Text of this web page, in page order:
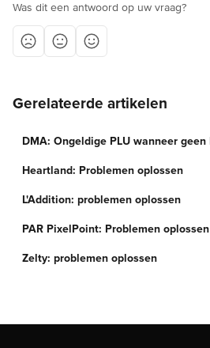
Was dit een antwoord op uw vraag?
Gerelateerde artikelen
Heartland: Problemen oplossen
L'Addition: problemen oplossen
PAR PixelPoint: Problemen oplossen
Zelty: problemen oplossen